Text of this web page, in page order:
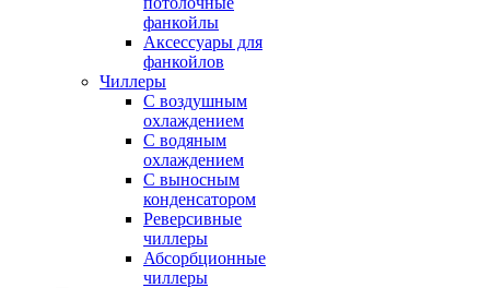
фанкойлы
Аксессуары для
фанкойлов
Чиллеры
С воздушным
охлаждением
С водяным
охлаждением
С выносным
конденсатором
Реверсивные
чиллеры
Абсорбционные
чиллеры